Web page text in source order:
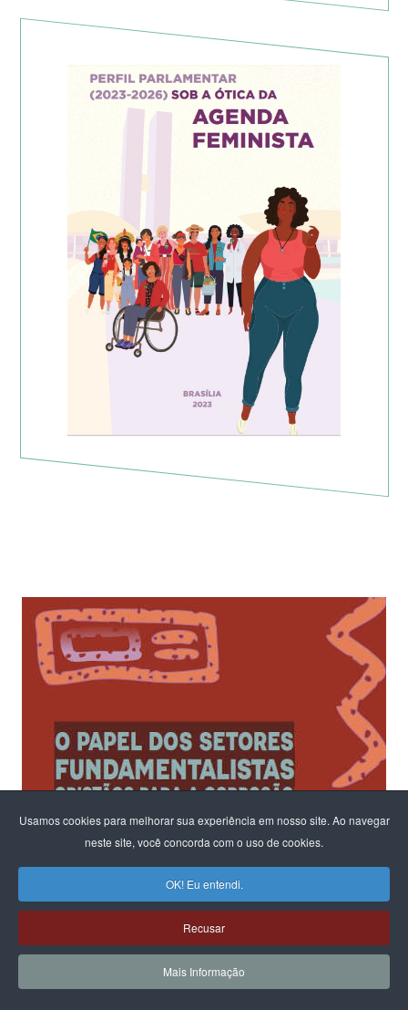
Usamos cookies para melhorar sua experiência em nosso site. Ao navegar
neste site, você concorda com o uso de cookies.
OK! Eu entendi.
Recusar
Mais Informação